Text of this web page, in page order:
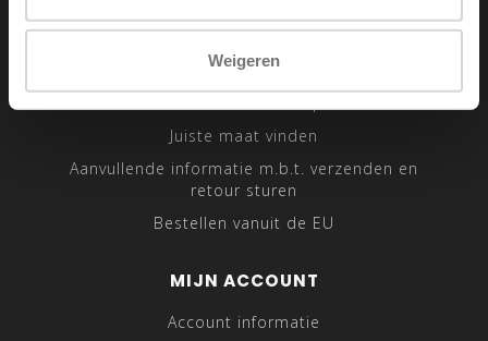
Weigeren
Sitemap
Traveling Tailor
Juiste maat vinden
Aanvullende informatie m.b.t. verzenden en
retour sturen
Bestellen vanuit de EU
MIJN ACCOUNT
Account informatie